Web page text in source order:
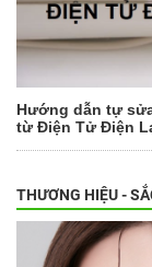
Hướng dẫn tự
từ Điện Tử Điện
THƯƠNG HIỆU -